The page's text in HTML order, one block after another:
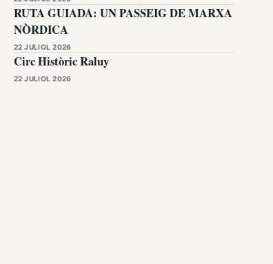
RUTA GUIADA: UN PASSEIG DE MARXA
NÒRDICA
22 JULIOL 2026
Circ Històric Raluy
22 JULIOL 2026